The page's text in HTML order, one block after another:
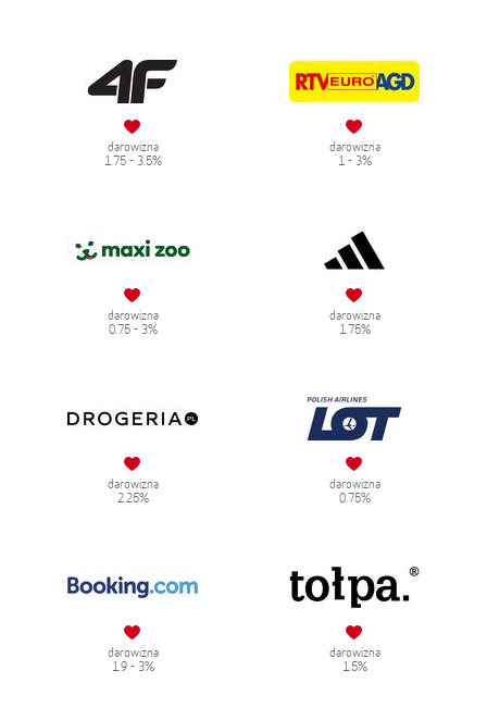
darowizna
1.75 - 3.5%
darowizna
1 - 3%
darowizna
0.75 - 3%
darowizna
1.75%
darowizna
2.25%
darowizna
0.75%
darowizna
1.9 - 3%
darowizna
1.5%